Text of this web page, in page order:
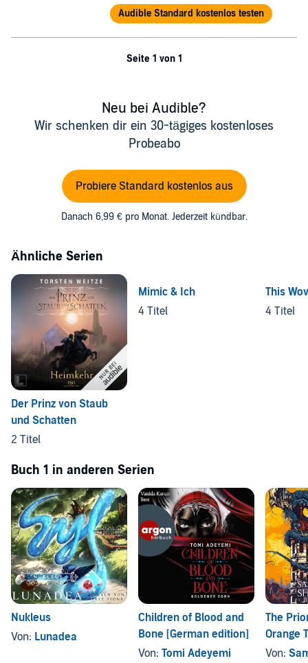
Audible Standard kostenlos testen
Seite 1 von 1
Neu bei Audible?
Wir schenken dir ein 30-tägiges kostenloses
Probeabo
Probiere Standard kostenlos aus
Danach 6,99 € pro Monat. Jederzeit kündbar.
Ähnliche Serien
Der Prinz von Staub
und Schatten
2 Titel
Mimic & Ich
4 Titel
This
4 Titel
Buch 1 in anderen Serien
Nukleus
Von: Lunadea
Children of Blood and
Bone [German edition]
Von: Tomi Adeyemi
The
Orange
Von: